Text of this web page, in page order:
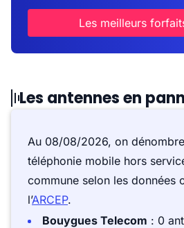
Les meilleurs
Les antennes en
Au 08/08/2026, on dénombre
téléphonie mobile hors
commune selon les données
l’ARCEP.
Bouygues Telecom : 0